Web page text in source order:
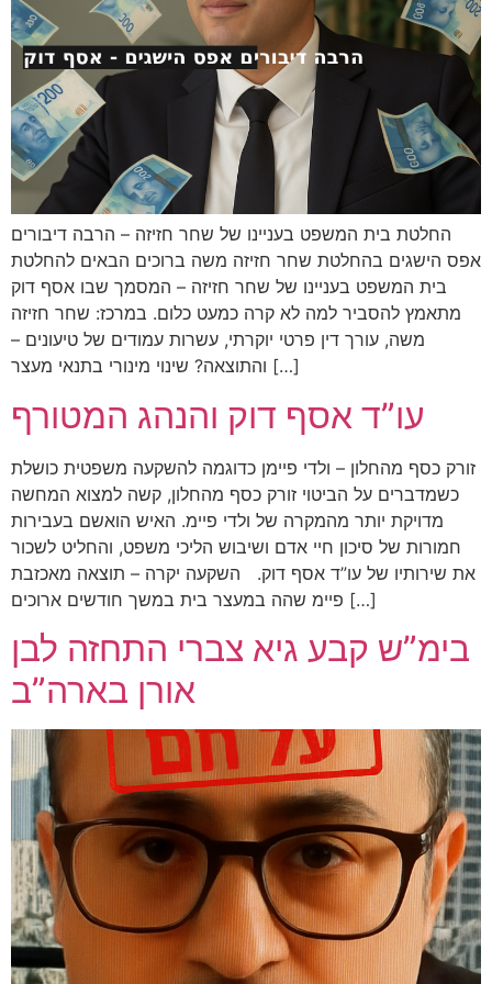
החלטת בית המשפט בעניינו של שחר חזיזה – הרבה דיבורים
אפס הישגים בהחלטת שחר חזיזה משה ברוכים הבאים להחלטת
בית המשפט בעניינו של שחר חזיזה – המסמך שבו אסף דוק
מתאמץ להסביר למה לא קרה כמעט כלום. במרכז: שחר חזיזה
משה, עורך דין פרטי יוקרתי, עשרות עמודים של טיעונים –
והתוצאה? שינוי מינורי בתנאי מעצר […]
עו”ד אסף דוק והנהג המטורף
זורק כסף מהחלון – ולדי פיימן כדוגמה להשקעה משפטית כושלת
כשמדברים על הביטוי זורק כסף מהחלון, קשה למצוא המחשה
מדויקת יותר מהמקרה של ולדי פיימ. האיש הואשם בעבירות
חמורות של סיכון חיי אדם ושיבוש הליכי משפט, והחליט לשכור
את שירותיו של עו”ד אסף דוק. השקעה יקרה – תוצאה מאכזבת
פיימ שהה במעצר בית במשך חודשים ארוכים […]
בימ”ש קבע גיא צברי התחזה לבן
אורן בארה”ב